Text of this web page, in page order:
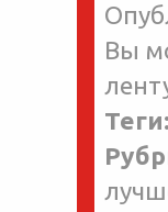
Вы
Теги: